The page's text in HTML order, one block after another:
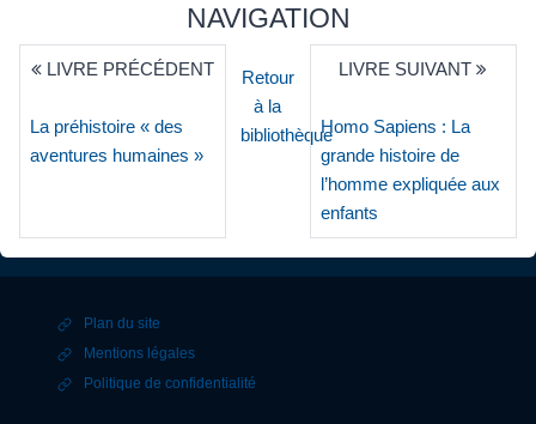
NAVIGATION
LIVRE PRÉCÉDENT
La préhistoire « des
aventures humaines »
Retour
à la
bibliothèque
LIVRE SUIVANT
Homo Sapiens : La
grande histoire de
l’homme expliquée aux
enfants
Plan du site
Mentions légales
Politique de confidentialité